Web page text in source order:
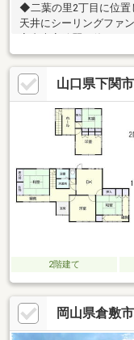
◆二葉の里2丁目に位置
天井にシーリングファ
室内大変綺麗に使われ
とりが生まれる環境で
㎡◆料理をしながら、
山口県下関
2階建て
岡山県倉敷